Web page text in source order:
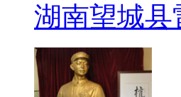
湖南望城县